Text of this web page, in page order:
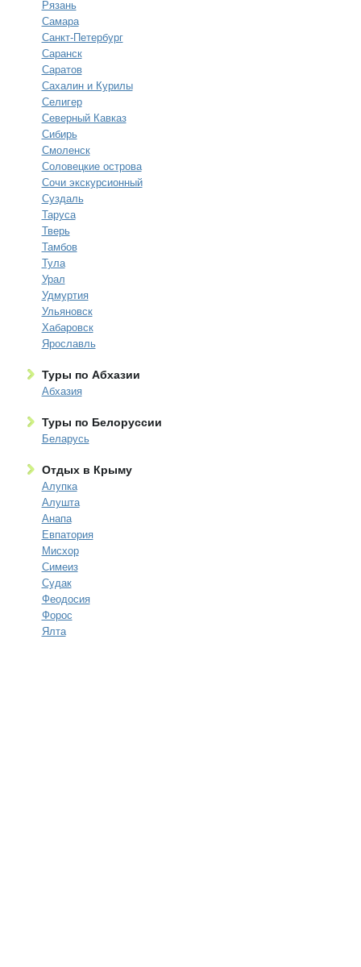
Рязань
Самара
Санкт-Петербург
Саранск
Саратов
Сахалин и Курилы
Селигер
Северный Кавказ
Сибирь
Смоленск
Соловецкие острова
Сочи экскурсионный
Суздаль
Таруса
Тверь
Тамбов
Тула
Урал
Удмуртия
Ульяновск
Хабаровск
Ярославль
Туры по Абхазии
Абхазия
Туры по Белоруссии
Беларусь
Отдых в Крыму
Алупка
Алушта
Анапа
Евпатория
Мисхор
Симеиз
Судак
Феодосия
Форос
Ялта